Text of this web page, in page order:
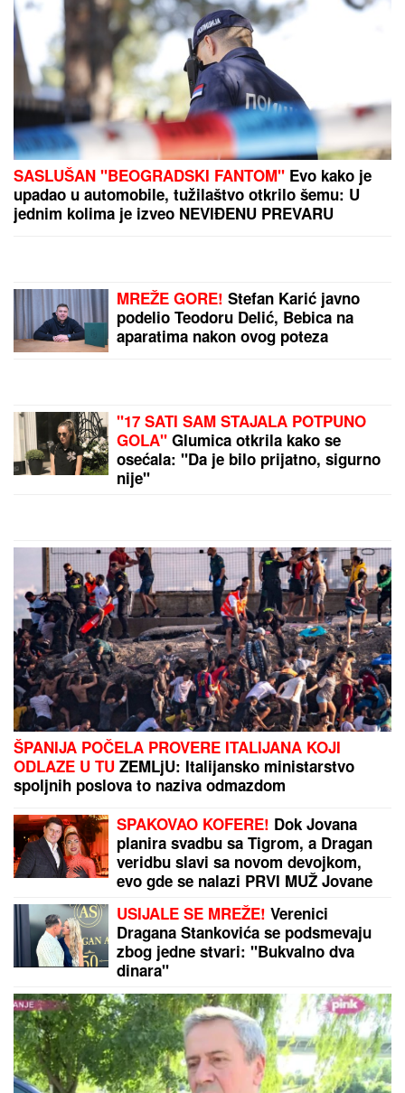
Važno obaveštenje za 1.420.656 penzionera: Fond
PIO se oglasio
PANTELEJMON- veruje se da
NJEGOVE MOŠTI imaju isceljiteljske
moći
Voditeljka RTS slomljena zbog tragedije! Oglasila se
na Instagramu, poslala je jasnu poruku
Akcija policije u Tuzima: Evo šta je pronađeno u
vozilu